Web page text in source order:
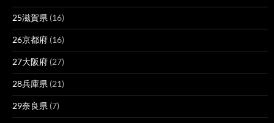
25滋賀県 (16)
26京都府 (16)
27大阪府 (27)
28兵庫県 (21)
29奈良県 (7)